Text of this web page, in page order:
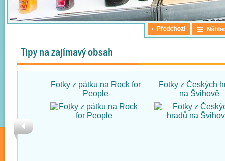
Tipy na zajímavý obsah
Fotky z pátku na Rock for
People
Fotky z Českých
na Švihově